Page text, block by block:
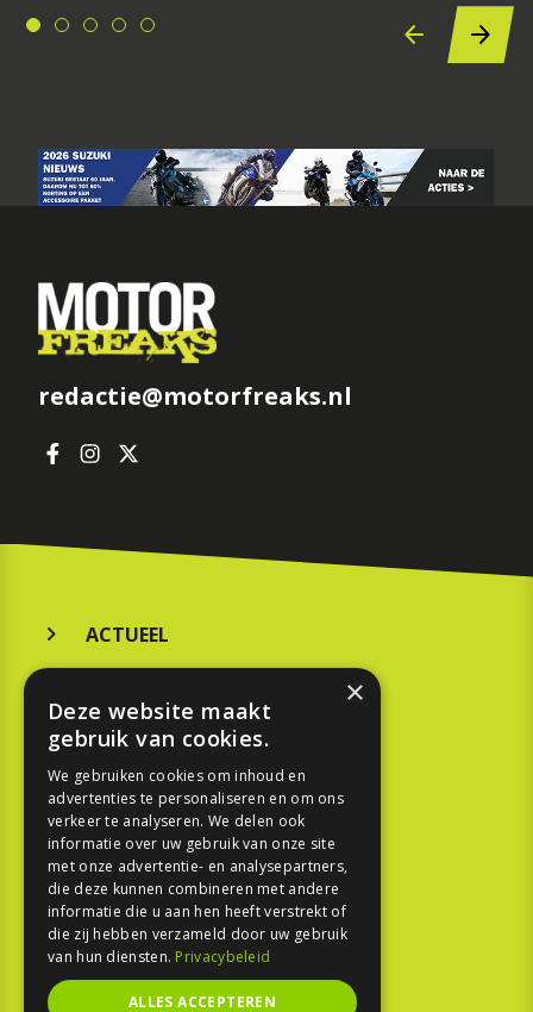
redactie@motorfreaks.nl
ACTUEEL
KOOPGIDS
TESTEN
SPORT
REPORTAGE
TOUREN
NIEUWSBRIEF
×
Deze website maakt
gebruik van cookies.
We gebruiken cookies om inhoud en
advertenties te personaliseren en om ons
verkeer te analyseren. We delen ook
informatie over uw gebruik van onze site
met onze advertentie- en analysepartners,
die deze kunnen combineren met andere
informatie die u aan hen heeft verstrekt of
die zij hebben verzameld door uw gebruik
van hun diensten. Privacybeleid
ALLES ACCEPTEREN